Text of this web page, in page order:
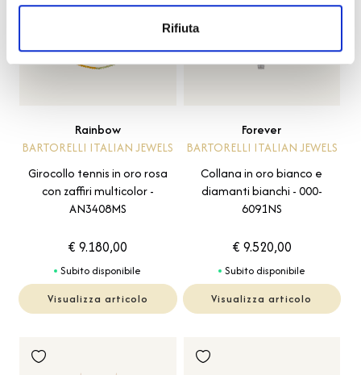
Rifiuta
Rainbow
BARTORELLI ITALIAN JEWELS
Girocollo tennis in oro rosa
con zaffiri multicolor -
AN3408MS
€ 9.180,00
Subito disponibile
Visualizza articolo
Forever
BARTORELLI ITALIAN JEWELS
Collana in oro bianco e
diamanti bianchi - 000-
6091NS
€ 9.520,00
Subito disponibile
Visualizza articolo